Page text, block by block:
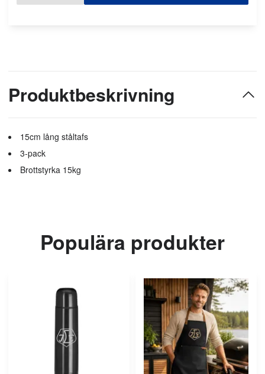
Produktbeskrivning
15cm lång ståltafs
3-pack
Brottstyrka 15kg
Populära produkter